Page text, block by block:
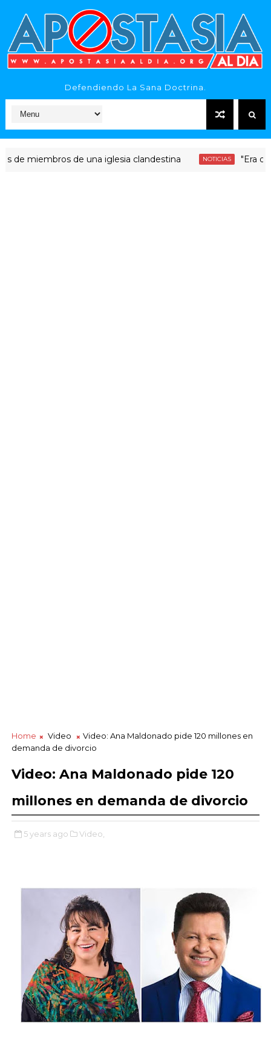
Defendiendo La Sana Doctrina.
de una iglesia clandestina NOTICIAS "Era dinero
Home Video
Video: Ana Maldonado pide 120 millones en
demanda de divorcio
Video: Ana Maldonado pide 120
millones en demanda de divorcio
5 years ago Video,